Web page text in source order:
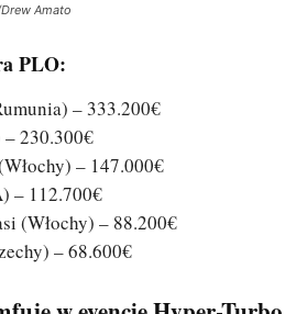
Amato
PLO:
– 333.200€
230.300€
– 147.000€
– 112.700€
(Włochy) – 88.200€
– 68.600€